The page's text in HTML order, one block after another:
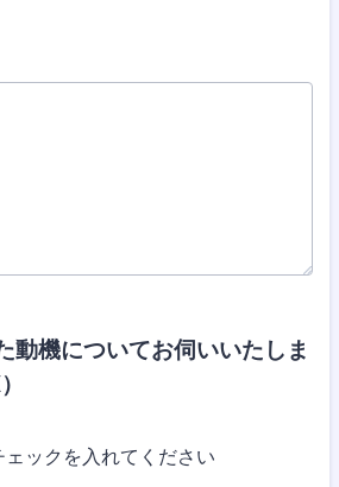
動機についてお伺いいたしま
ックを入れてください